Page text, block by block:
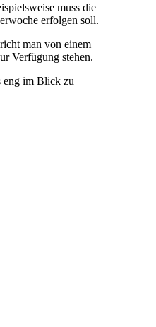
muss die
erfolgen soll.
man von einem
Verfügung stehen.
eng im Blick zu